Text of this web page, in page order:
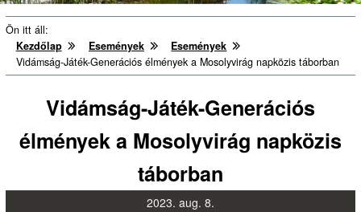
Ön itt áll:
Kezdőlap
Események
Események
Vidámság-Játék-Generációs élmények a Mosolyvirág napközis táborban
Vidámság-Játék-Generációs
élmények a Mosolyvirág napközis
táborban
2023. aug. 8.